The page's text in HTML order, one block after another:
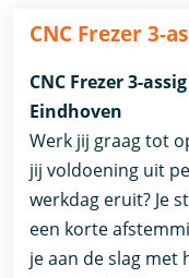
CNC Frezer 3-
CNC Frezer 3-
Eindhoven
Werk jij graag tot
jij voldoening uit
werkdag eruit? Je
een korte
je aan de slag met